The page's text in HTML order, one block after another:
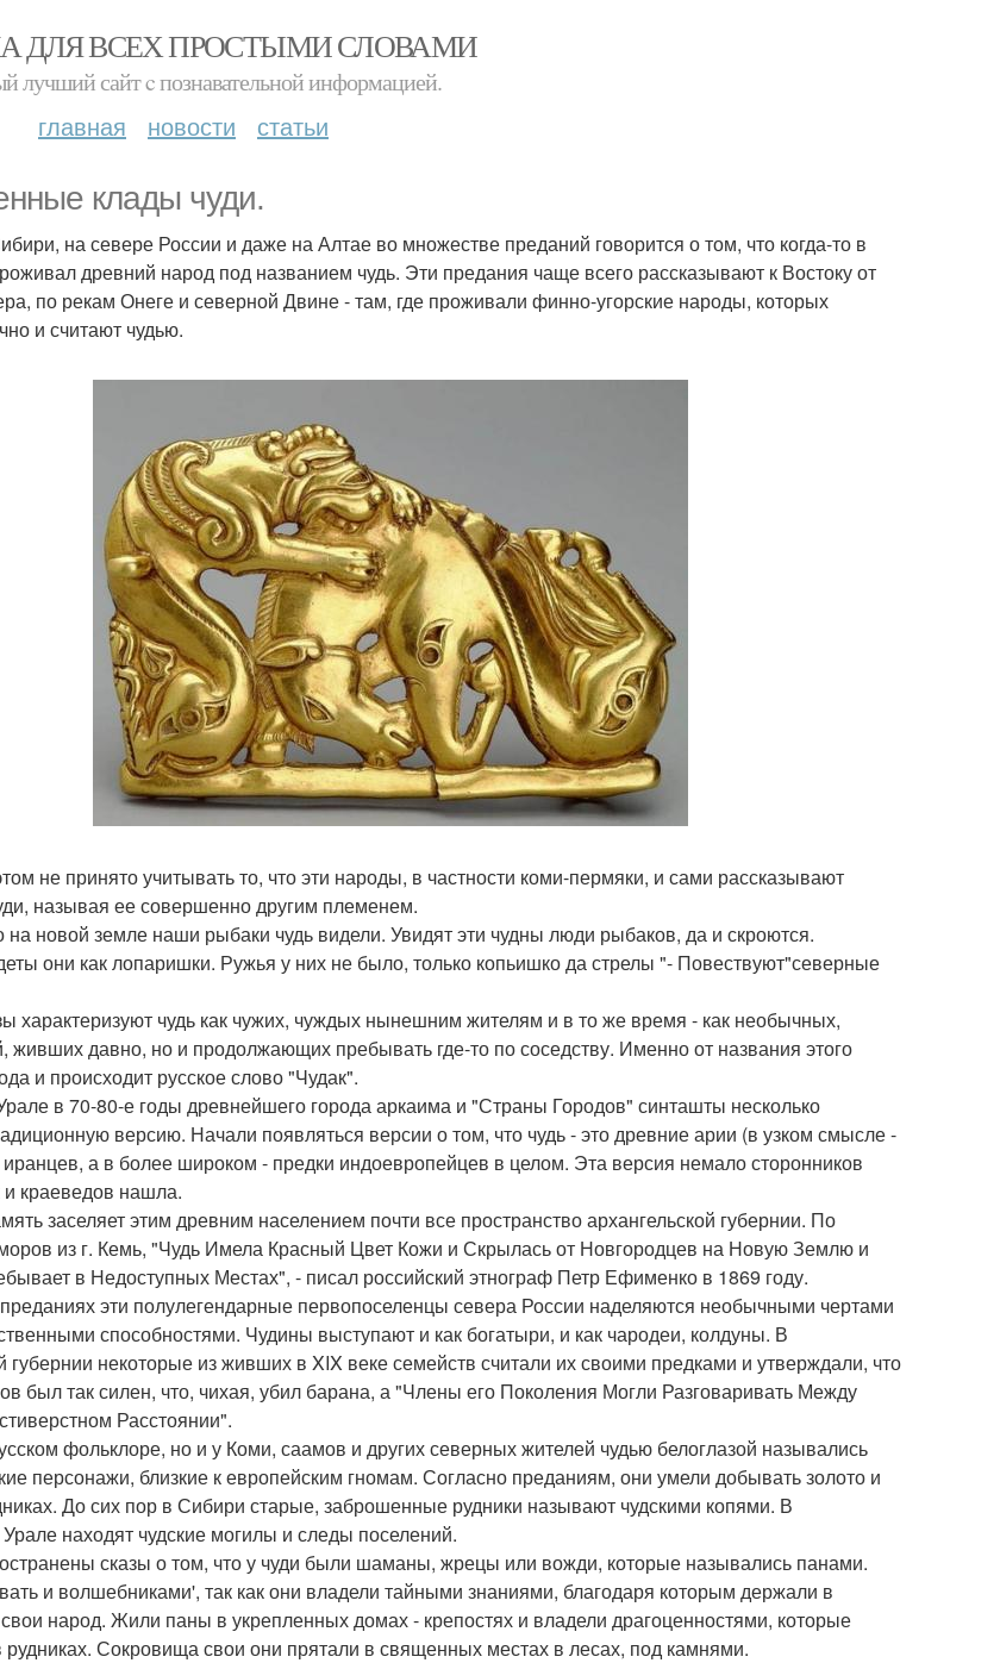
ДЛЯ ВСЕХ ПРОСТЫМИ СЛОВАМИ
лучший сайт c познавательной информацией.
главная новости статьи
клады чуди.
на севере России и даже на Алтае во множестве преданий говорится о том, что когда-то в
древний народ под названием чудь. Эти предания чаще всего рассказывают к Востоку от
по рекам Онеге и северной Двине - там, где проживали финно-угорские народы, которых
и считают чудью.
не принято учитывать то, что эти народы, в частности коми-пермяки, и сами рассказывают
называя ее совершенно другим племенем.
новой земле наши рыбаки чудь видели. Увидят эти чудны люди рыбаков, да и скроются.
они как лопаришки. Ружья у них не было, только копьишко да стрелы "- Повествуют"северные
характеризуют чудь как чужих, чуждых нынешним жителям и в то же время - как необычных,
живших давно, но и продолжающих пребывать где-то по соседству. Именно от названия этого
и происходит русское слово "Чудак".
в 70-80-е годы древнейшего города аркаима и "Страны Городов" синташты несколько
версию. Начали появляться версии о том, что чудь - это древние арии (в узком смысле -
а в более широком - предки индоевропейцев в целом. Эта версия немало сторонников
краеведов нашла.
заселяет этим древним населением почти все пространство архангельской губернии. По
из г. Кемь, "Чудь Имела Красный Цвет Кожи и Скрылась от Новгородцев на Новую Землю и
в Недоступных Местах", - писал российский этнограф Петр Ефименко в 1869 году.
эти полулегендарные первопоселенцы севера России наделяются необычными чертами
способностями. Чудины выступают и как богатыри, и как чародеи, колдуны. В
губернии некоторые из живших в XIX веке семейств считали их своими предками и утверждали, что
был так силен, что, чихая, убил барана, а "Члены его Поколения Могли Разговаривать Между
Расстоянии".
фольклоре, но и у Коми, саамов и других северных жителей чудью белоглазой назывались
персонажи, близкие к европейским гномам. Согласно преданиям, они умели добывать золото и
До сих пор в Сибири старые, заброшенные рудники называют чудскими копями. В
находят чудские могилы и следы поселений.
сказы о том, что у чуди были шаманы, жрецы или вожди, которые назывались панами.
и волшебниками', так как они владели тайными знаниями, благодаря которым держали в
народ. Жили паны в укрепленных домах - крепостях и владели драгоценностями, которые
Сокровища свои они прятали в священных местах в лесах, под камнями.